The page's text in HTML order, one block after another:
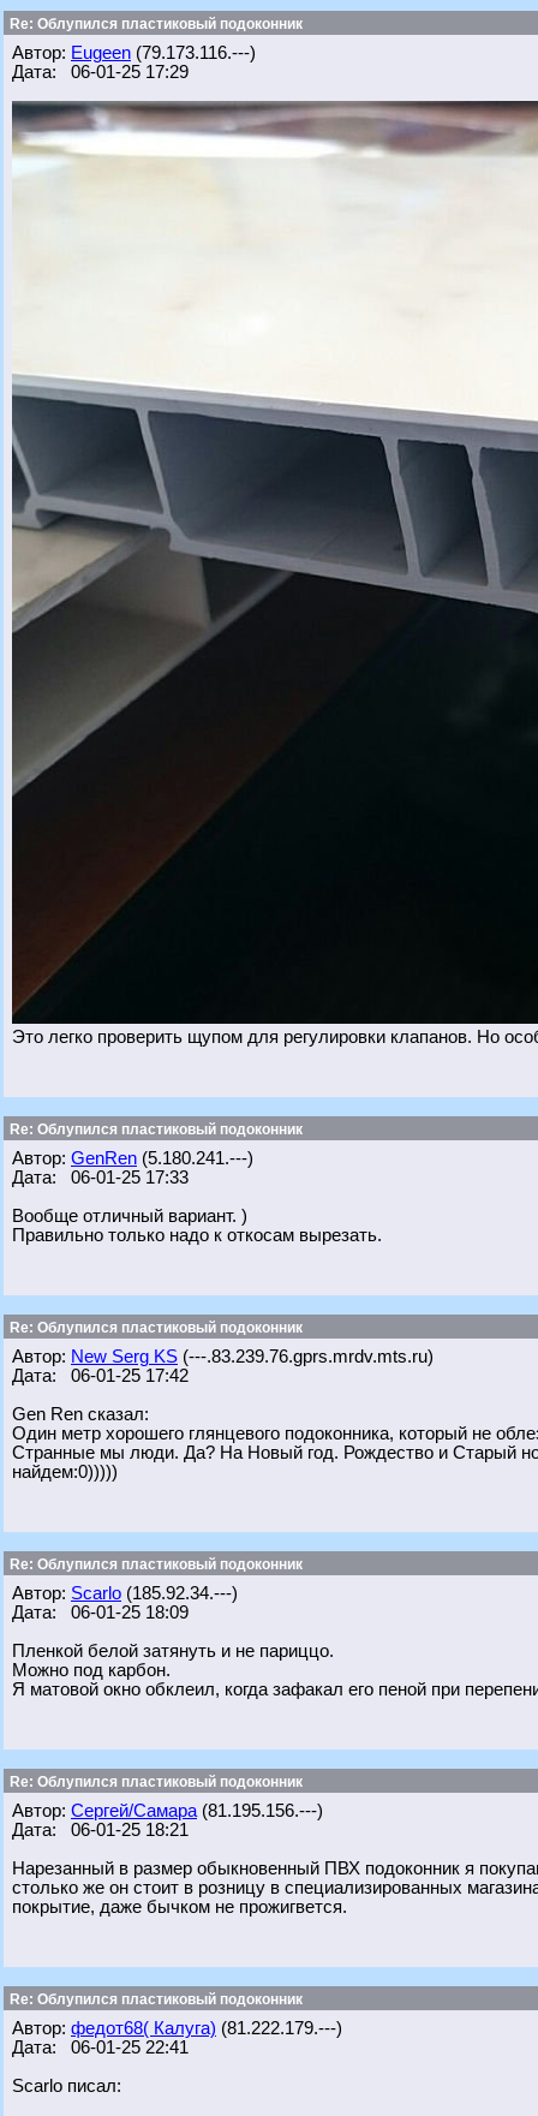
Re: Облупился пластиковый подоконник
Автор: Eugeen (79.173.116.---)
Дата: 06-01-25 17:29
Это легко проверить щупом для регулировки клапанов. Но
Re: Облупился пластиковый подоконник
Автор: GenRen (5.180.241.---)
Дата: 06-01-25 17:33
Вообще отличный вариант. )
Правильно только надо к откосам вырезать.
Re: Облупился пластиковый подоконник
Автор: New Serg KS (---.83.239.76.gprs.mrdv.mts.ru)
Дата: 06-01-25 17:42
Gen Ren сказал:
Один метр хорошего глянцевого подоконника, который не
Странные мы люди. Да? На Новый год. Рождество и Старый
найдем:0)))))
Re: Облупился пластиковый подоконник
Автор: Scarlo (185.92.34.---)
Дата: 06-01-25 18:09
Пленкой белой затянуть и не париццо.
Можно под карбон.
Я матовой окно обклеил, когда зафакал его пеной при
Re: Облупился пластиковый подоконник
Автор: Сергей/Самара (81.195.156.---)
Дата: 06-01-25 18:21
Нарезанный в размер обыкновенный ПВХ подоконник я
столько же он стоит в розницу в специализированных
покрытие, даже бычком не прожигвется.
Re: Облупился пластиковый подоконник
Автор: федот68( Калуга) (81.222.179.---)
Дата: 06-01-25 22:41
Scarlo писал: